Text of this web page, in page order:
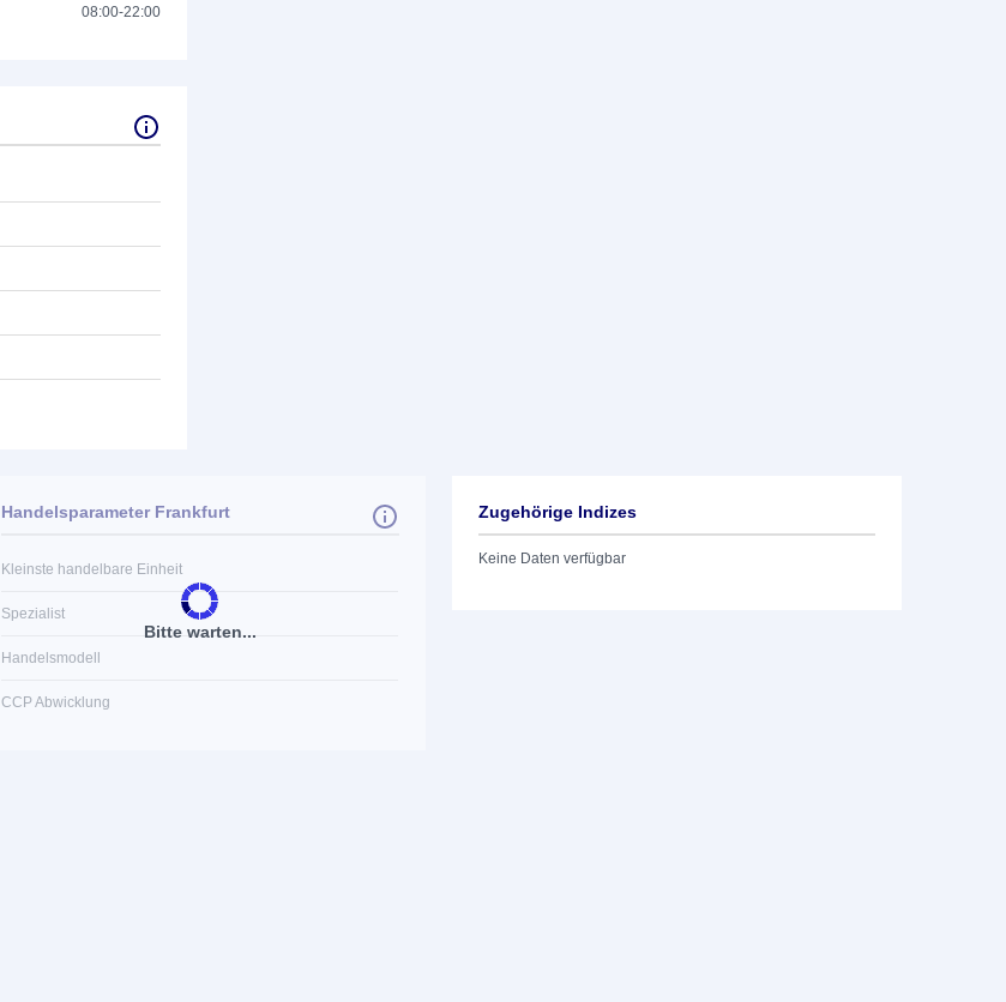
08:00-22:00
Bitte warten...
Handelsparameter Frankfurt
Kleinste handelbare Einheit
Spezialist
Handelsmodell
CCP Abwicklung
Zugehörige Indizes
Keine Daten verfügbar